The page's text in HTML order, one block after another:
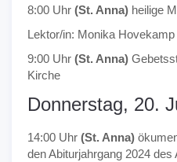
8:00 Uhr (St. Anna) heilige
Lektor/in: Monika Hovekamp
9:00 Uhr (St. Anna)
Kirche
Donnerstag, 20.
14:00 Uhr (St. Anna)
den Abiturjahrgang 2024